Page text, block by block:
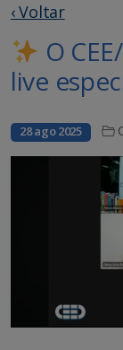
‹ Voltar
O
live
28 ago 2025